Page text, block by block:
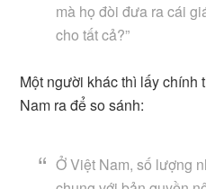
mà họ đòi đưa ra cái
cho tất cả?”
Một người khác thì lấy chính
Nam ra để so sánh:
Ở Việt Nam, số lượng